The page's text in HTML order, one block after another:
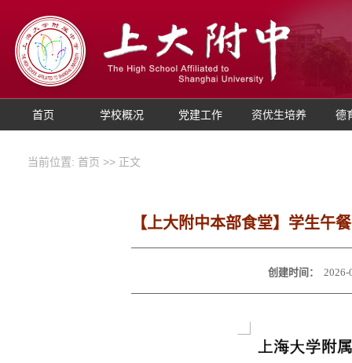
首页 学校概况 党建工作 资优生培养 德
当前位置: 首页 >> 正文
【上大附中本部食堂】学生午
创建时间： 2026-